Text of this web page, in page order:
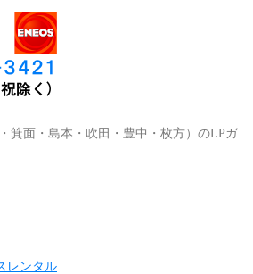
箕面・島本・吹田・豊中・枚方）のLPガ
レンタル